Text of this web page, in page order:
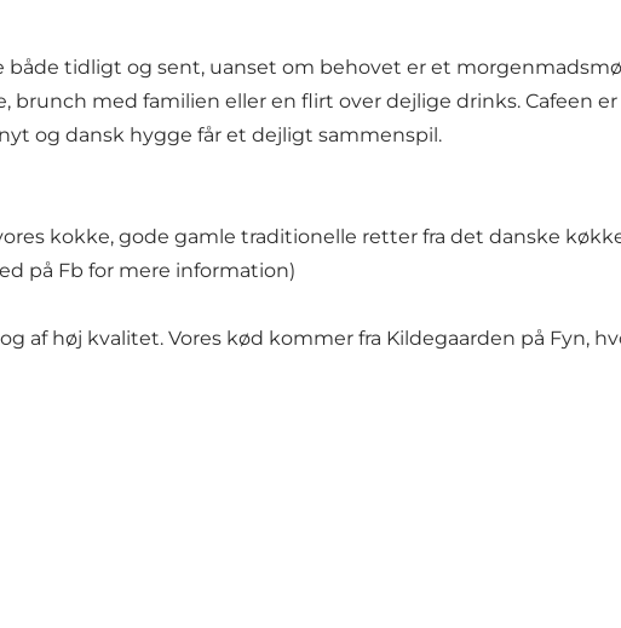
både tidligt og sent, uanset om behovet er et
med familien eller en flirt over dejlige drinks. Cafeen
og dansk hygge får et dejligt sammenspil.
kokke, gode gamle traditionelle retter fra det danske
på Fb for mere information)
af høj kvalitet. Vores kød kommer fra Kildegaarden på Fyn,